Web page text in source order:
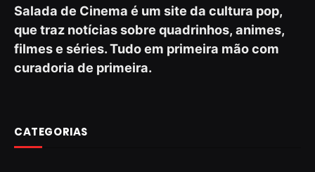
Salada de Cinema é um site da cultura pop,
que traz notícias sobre quadrinhos, animes,
filmes e séries. Tudo em primeira mão com
curadoria de primeira.
CATEGORIAS